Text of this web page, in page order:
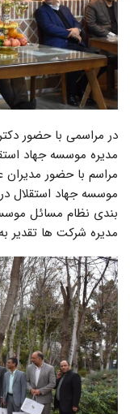
در مراسمی با حضور
مدیره موسسه جهاد
مراسم با حضور
موسسه جهاد استقلال
بندی نظام مسائل
مدیره شرکت ها تقدیر